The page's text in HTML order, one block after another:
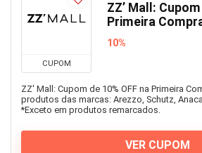
CUPOM
ZZ’ Mall:
Primeira
10%
ZZ' Mall: Cupom de 10% OFF na Primeira
produtos das marcas: Arezzo, Schutz,
*Exceto em produtos remarcados.
VER CUPOM